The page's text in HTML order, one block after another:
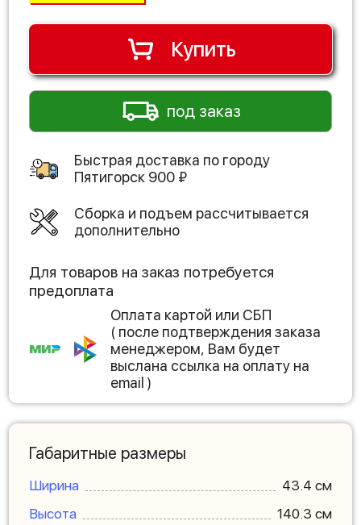
Купить
под заказ
Быстрая доставка по городу
Пятигорск 900 ₽
Сборка и подъем рассчитывается
дополнительно
Для товаров на заказ потребуется
предоплата
Оплата картой или СБП
( после подтверждения заказа
менеджером, Вам будет
выслана ссылка на оплату на
email )
Габаритные размеры
Ширина
43.4 см
Высота
140.3 см